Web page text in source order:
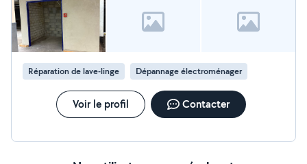
Réparation de lave-linge Dépannage électroménager
Voir le profil Contacter